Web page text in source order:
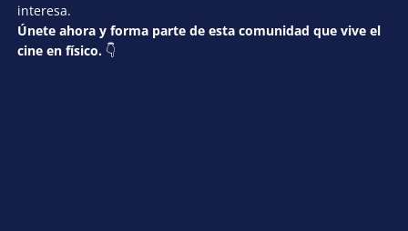
interesa.
Únete ahora y forma parte de esta comunidad que vive el
cine en físico. 👇